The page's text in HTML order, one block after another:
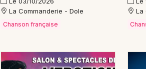
Magazine à Dole
La Commanderie - Dole
Chanson française
La